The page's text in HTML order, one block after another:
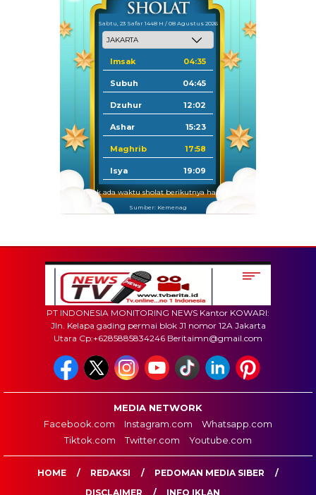
Sabtu, 23 Safar 1448 H / 08 Agustus 2026
Imsak 04:35
Subuh 04:45
Dzuhur 12:02
Ashar 15:23
Maghrib 17:58
Isya 19:09
Tidak ada waktu sholat berikutnya hari ini.
Sumber: Kemenag
PT INDONESIA MONITORING NEWS Kantor KOWARI:
Jln. Kelapa gading permai blok J1 nomor 12A Jakarta
Utara Cp:+6285885834246 Beritaimn@gmail.com
MEDIA NETWORK
Facebook.com
Instagram.com
Whatsapp.com
Tiktok.com
Twitter.com Youtube.com
HOME REDAKSI
PEDOMAN MEDIA SIBER
DISCLAIMER
INFO IKLAN